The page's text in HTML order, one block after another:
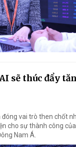
sẽ thúc đẩy
vai trò then chốt
cho sự thành công
Nam Á.